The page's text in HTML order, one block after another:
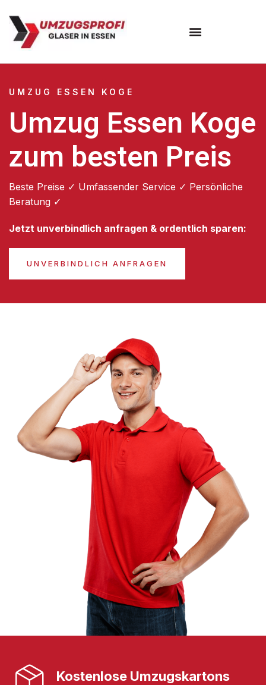
UMZUG ESSEN KOGE
Umzug Essen Koge
zum besten Preis
Beste Preise ✓ Umfassender Service ✓ Persönliche
Beratung ✓
Jetzt unverbindlich anfragen & ordentlich sparen:
UNVERBINDLICH ANFRAGEN
Kostenlose Umzugskartons